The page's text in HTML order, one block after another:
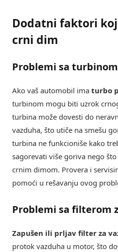
Dodatni faktori
crni dim
Problemi sa turbinom
Ako vaš automobil ima turbo
turbinom mogu biti uzrok
turbina može dovesti do
vazduha, što utiče na smešu
turbina ne funkcioniše kako
sagorevati više goriva nego
crnim dimom. Provera i
pomoći u rešavanju ovog
Problemi sa filterom
Zapušen ili prljav filter za
protok vazduha u motor, što